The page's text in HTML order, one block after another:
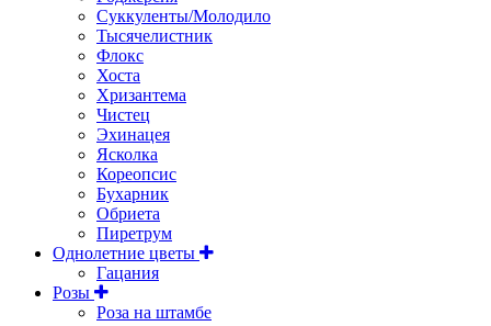
Суккуленты/Молодило
Тысячелистник
Флокс
Хоста
Хризантема
Чистец
Эхинацея
Ясколка
Кореопсис
Бухарник
Обриета
Пиретрум
Однолетние цветы
Гацания
Розы
Роза на штамбе